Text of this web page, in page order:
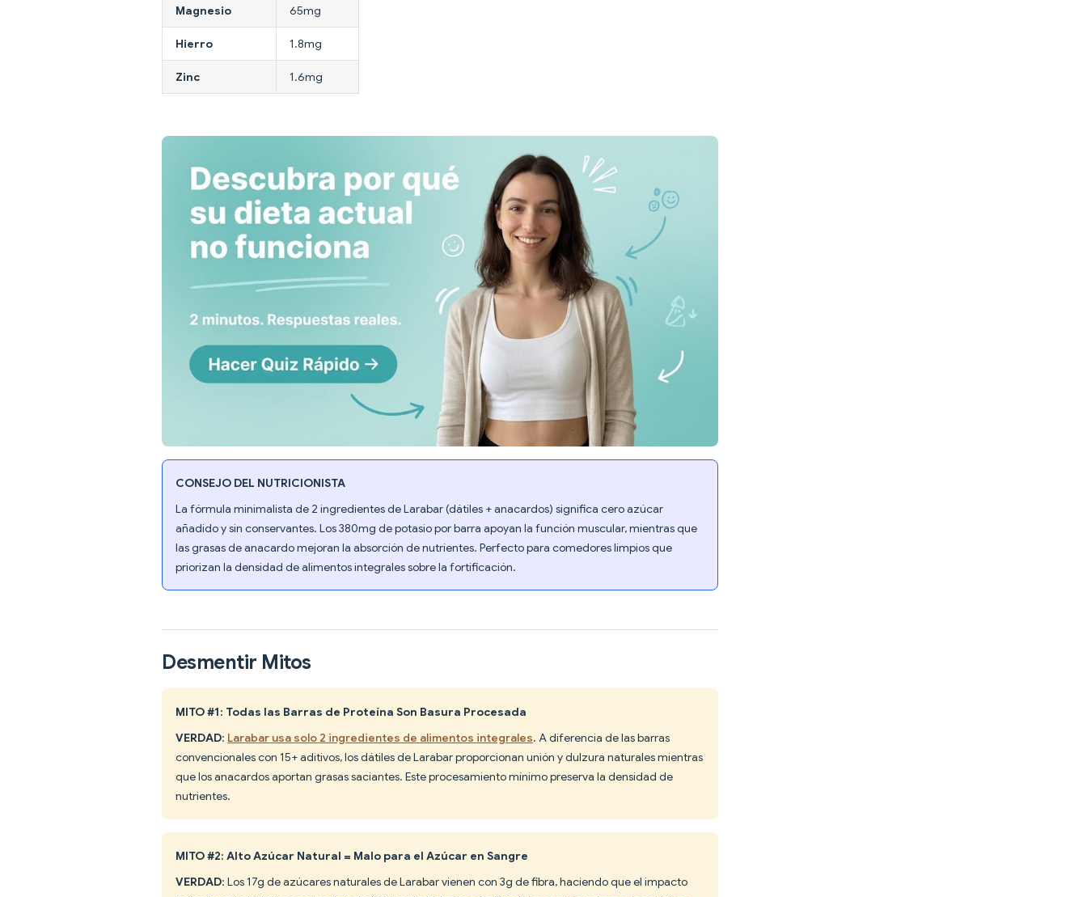
Magnesio 65mg
Hierro 1.8mg
Zinc 1.6mg
CONSEJO DEL NUTRICIONISTA
La fórmula minimalista de 2 ingredientes de Larabar (dátiles + anacardos) significa cero azúcar
añadido y sin conservantes. Los 380mg de potasio por barra apoyan la función muscular, mientras que
las grasas de anacardo mejoran la absorción de nutrientes. Perfecto para comedores limpios que
priorizan la densidad de alimentos integrales sobre la fortificación.
Desmentir Mitos
MITO #1: Todas las Barras de Proteína Son Basura Procesada
VERDAD: Larabar usa solo 2 ingredientes de alimentos integrales. A diferencia de las barras
convencionales con 15+ aditivos, los dátiles de Larabar proporcionan unión y dulzura naturales mientras
que los anacardos aportan grasas saciantes. Este procesamiento mínimo preserva la densidad de
nutrientes.
MITO #2: Alto Azúcar Natural = Malo para el Azúcar en Sangre
VERDAD: Los 17g de azúcares naturales de Larabar vienen con 3g de fibra, haciendo que el impacto